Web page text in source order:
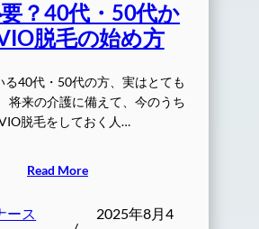
？40代・50代か
脱毛の始め方
る40代・50代の方、実はとても
将来の介護に備えて、今のうち
脱毛をしておく人…
Read More
ース
2025年8月4